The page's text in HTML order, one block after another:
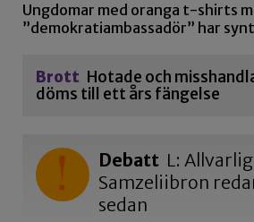
Ungdomar med oranga t-shirts
”demokratiambassadör” har
Brott Hotade och
döms till ett års fängelse
Debatt L:
Samzeliibron
sedan